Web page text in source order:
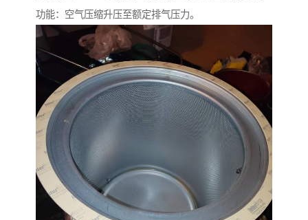
功能：空气压缩升压至额定排气压力。